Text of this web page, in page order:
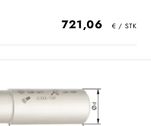
721,06